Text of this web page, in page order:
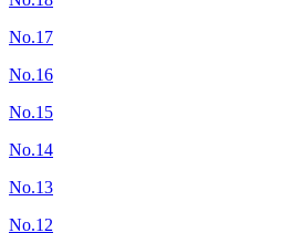
No.17
No.16
No.15
No.14
No.13
No.12